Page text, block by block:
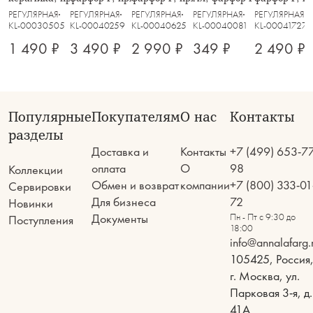
бежевая, Ребристый край, Bagel
РЕГУЛЯРНАЯ
KL-00030505
1 490 ₽
Indulgence
РЕГУЛЯРНАЯ
KL-00040259
3 490 ₽
зеленая, Indulgence
РЕГУЛЯРНАЯ
KL-00040625
2 990 ₽
Indulgence
РЕГУЛЯРНАЯ
KL-00040081
349 ₽
Indulgence
РЕГУЛЯРНАЯ
KL-00041727
2 490 ₽
Популярные
разделы
Коллекции
Сервировки
Новинки
Поступления
Покупателям
Доставка и
оплата
Обмен и возврат
Для бизнеса
Документы
О нас
Контакты
О
компании
Контакты
+7 (499) 653-
98
+7 (800) 333-
72
Пн - Пт с 9:30 до
18:00
105425, Россия,
г. Москва, ул.
Парковая 3-я, д.
41А